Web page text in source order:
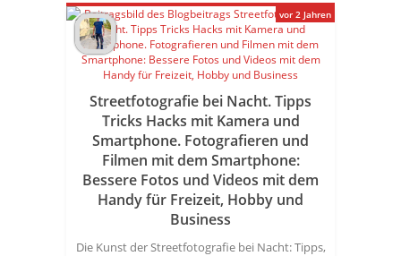
Streetfotografie bei Nacht. Tipps
Tricks Hacks mit Kamera und
Smartphone. Fotografieren und
Filmen mit dem Smartphone:
Bessere Fotos und Videos mit dem
Handy für Freizeit, Hobby und
Business
Die Kunst der Streetfotografie bei Nacht: Tipps,
vor 2 Jahren